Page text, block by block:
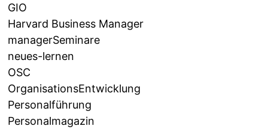
GIO
Harvard Business Manager
managerSeminare
neues-lernen
OSC
OrganisationsEntwicklung
Personalführung
Personalmagazin